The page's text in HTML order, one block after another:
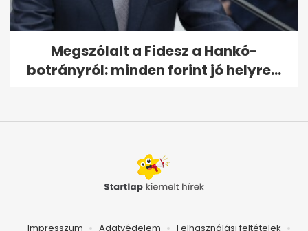
Megszólalt a Fidesz a Hankó-
botrányról: minden forint jó helyre...
Impresszum Adatvédelem Felhasználási feltételek